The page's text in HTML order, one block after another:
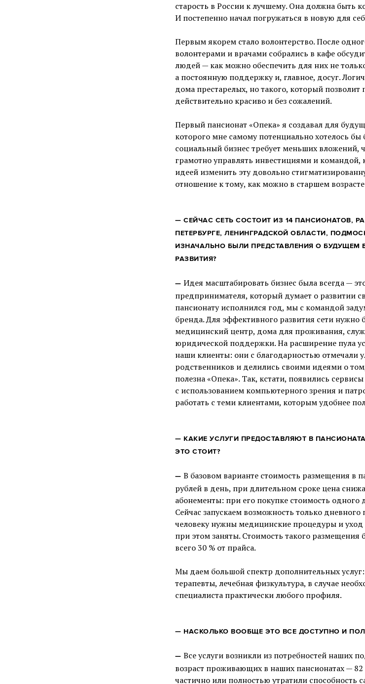
старость в России к лучшему. Она должна быть
И постепенно начал погружаться в новую для
Первым якорем стало волонтерство. После
волонтерами и врачами собрались в кафе
людей — как можно обеспечить для них не
а постоянную поддержку и, главное, досуг.
дома престарелых, но такого, который позволит
действительно красиво и без сожалений.
Первый пансионат «Опека» я создавал для
которого мне самому потенциально хотелось бы
социальный бизнес требует меньших вложений,
грамотно управлять инвестициями и командой,
идеей изменить эту довольно
отношение к тому, как можно в старшем
—СЕЙЧАС СЕТЬ СОСТОИТ ИЗ 14 ПАНСИОНАТОВ,
ПЕТЕРБУРГЕ, ЛЕНИНГРАДСКОЙ ОБЛАСТИ,
ИЗНАЧАЛЬНО БЫЛИ ПРЕДСТАВЛЕНИЯ О БУДУЩЕМ
РАЗВИТИЯ?
— Идея масштабировать бизнес была всегда —
предпринимателя, который думает о развитии
пансионату исполнился год, мы с командой
бренда. Для эффективного развития сети
медицинский центр, дома для проживания,
юридической поддержки. На расширение пула
наши клиенты: они с благодарностью отмечали
родственников и делились своими идеями о
полезна «Опека». Так, кстати, появились
с использованием компьютерного зрения и
работать с теми клиентами, которым удобнее
— КАКИЕ УСЛУГИ ПРЕДОСТАВЛЯЮТ В
ЭТО СТОИТ?
— В базовом варианте стоимость размещения в
рублей в день, при длительном сроке цена
абонементы: при его покупке стоимость одного
Сейчас запускаем возможность только
человеку нужны медицинские процедуры и уход
при этом заняты. Стоимость такого размещения
всего 30 % от прайса.
Мы даем большой спектр дополнительных услуг:
терапевты, лечебная физкультура, в случае
специалиста практически любого профиля.
— НАСКОЛЬКО ВООБЩЕ ЭТО ВСЕ ДОСТУПНО И
— Все услуги возникли из потребностей наших
возраст проживающих в наших пансионатах —
частично или полностью утратили способность